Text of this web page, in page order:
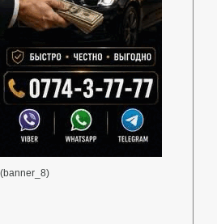
(banner_8)